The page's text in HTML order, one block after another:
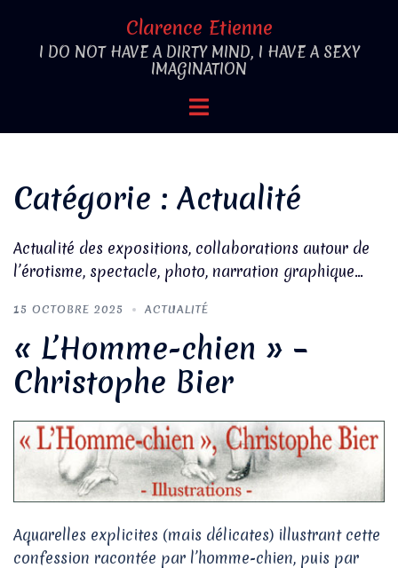
contenu
Clarence Etienne
I DO NOT HAVE A DIRTY MIND, I HAVE A SEXY
IMAGINATION
Ouvrir/fermer
Catégorie :Actualité
Actualité des expositions, collaborations autour de
l’érotisme, spectacle, photo, narration graphique…
15 OCTOBRE 2025 ACTUALITÉ
« L’Homme-chien » –
Christophe Bier
Aquarelles explicites (mais délicates) illustrant cette
confession racontée par l’homme-chien, puis par